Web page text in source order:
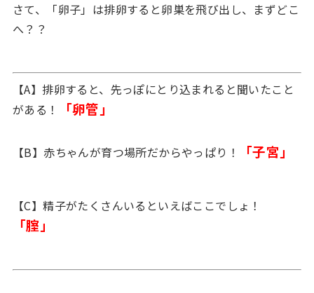
さて、「卵子」は排卵すると卵巣を飛び出し、まずどこ
へ？？
【A】排卵すると、先っぽにとり込まれると聞いたこと
がある！
「卵管」
【B】赤ちゃんが育つ場所だからやっぱり！ 「子宮」
【C】精子がたくさんいるといえばここでしょ！
「腟」